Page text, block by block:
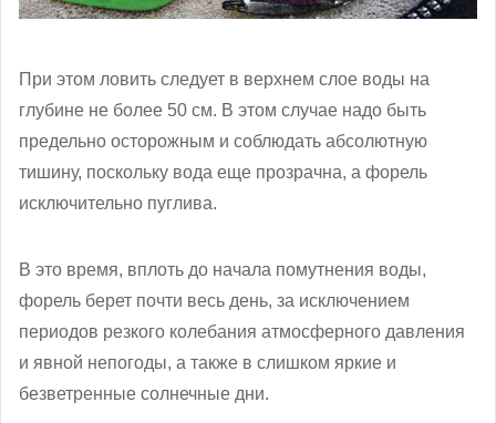
При этом ловить следует в верхнем слое воды на
глубине не более 50 см. В этом случае надо быть
предельно осторожным и соблюдать абсолютную
тишину, поскольку вода еще прозрачна, а форель
исключительно пуглива.
В это время, вплоть до начала помутнения воды,
форель берет почти весь день, за исключением
периодов резкого колебания атмосферного давления
и явной непогоды, а также в слишком яркие и
безветренные солнечные дни.